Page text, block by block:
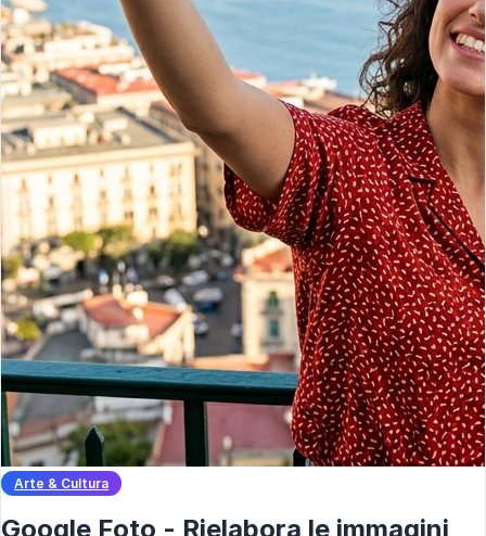
Arte & Cultura
Google Foto - Rielabora le immagini